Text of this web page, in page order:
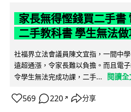
家長無得慳錢買二手書
二手教科書 學生無法
社福界立法會議員陳文宜指，一間中
遠超通漲，令家長難以負擔。而且電
令學生無法完成功課，二手...
閱讀全
569 220 ↗ 分享